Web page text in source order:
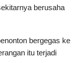
berusaha
bergegas ke
itu terjadi